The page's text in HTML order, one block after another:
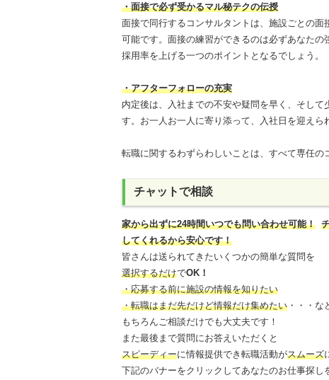
・面接で必ず受かるマル秘テクの伝授
面接で同行するコンサルタントは、施設ごとの
可能です。面接の練習ができるのは必ずあなたの
採用率を上げる一つのポイントとなるでしょう。
・アフターフォローの充実
内定後は、入社までの不安や疑問を早く、そし
す。お一人お一人に寄り添って、入社日を迎えら
転職に関するわずらわしいことは、すべて専任の
チャットで相談
家から出ずに24時間いつでも問い合わせ可能！
してくれるから安心です！
皆さんは送られてきたいくつかの簡単な質問を
選択するだけでOK！
・応募する前に施設の情報を知りたい
・転職はまだ先だけど情報だけ集めたい ・・・な
もちろんご相談だけでも大丈夫です！
また最後まで質問にお答えいただくと
スピーディーに情報提供でき 転職活動がスムーズ
下記のバナーをクリックしてあなたのお仕事探し